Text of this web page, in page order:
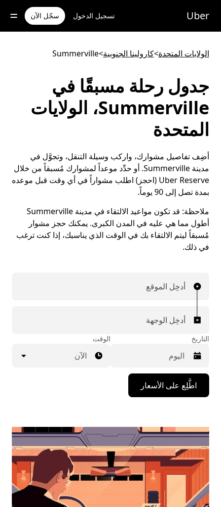
للوصول
المحتوى
Uber تسجيل الدخول سجّل الآن
الولايات المتحدة>كارولينا الجنوبية>
Summerville
جدول رحلة مسبقًا في
Summerville، الولايات
المتحدة
أضِف تفاصيل مشوارك، واركب وسيلة التنقل، وتجوَّل في
مدينة Summerville. أو حدِّد موعداً لمشوارك مُسبقاً من خلال
Uber Reserve (احجز) اطلب مشواراً في أي وقت قبل موعده
بمدة تصل إلى 90 يوماً.
ملاحظة:
قد تكون مواعيد الالتقاء في مدينة Summerville
أطول مما هي عليه في المدن الكبرى. يمكنك حجز مشوار
مُسبقاً ليتم الالتقاء بك في الوقت الذي يناسبك، إذا كنت ترغب
في ذلك.
أدخِل الموقع
أدخِل الوجهة
التاريخ
اضغط
على
مفتاح
للأسفل
لاستخدام
التقويم
التاريخ.
اضغط
على
زر
الخروج
الوقت
الآن
اطَّلِع على الأسعار